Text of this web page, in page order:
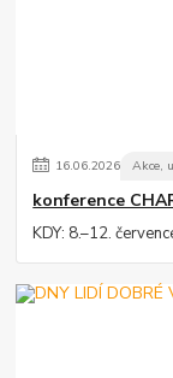
16.06.2026 Akce,
konference
KDY: 8.–12.